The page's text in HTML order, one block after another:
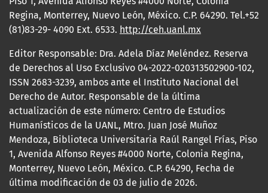
Regina, Monterrey, Nuevo León, México. C.P. 64290. Tel.+52
(81)83-29- 4090 Ext. 6533. http://ceh.uanl.mx
Editor Responsable: Dra. Adela Díaz Meléndez. Reserva
de Derechos al Uso Exclusivo 04-2022-020313502900-102,
ISSN 2683-3239, ambos ante el Instituto Nacional del
Derecho de Autor. Responsable de la última
actualización de este número: Centro de Estudios
Humanísticos de la UANL, Mtro. Juan José Muñoz
Mendoza, Biblioteca Universitaria Raúl Rangel Frías, Piso
1, Avenida Alfonso Reyes #4000 Norte, Colonia Regina,
Monterrey, Nuevo León, México. C.P. 64290, Fecha de
última modificación de 03 de julio de 2026.